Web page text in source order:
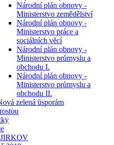
Národní plán obnovy -
Ministerstvo zemědělství
Národní plán obnovy -
Ministerstvo práce a
sociálních věcí
Národní plán obnovy -
Ministerstvo průmyslu a
obchodu I.
Národní plán obnovy -
Ministerstvo průmyslu a
obchodu II.
zelená úsporám